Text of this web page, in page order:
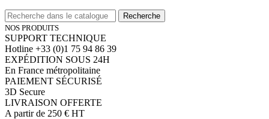
Recherche
NOS PRODUITS
SUPPORT TECHNIQUE
Hotline +33 (0)1 75 94 86 39
EXPÉDITION SOUS 24H
En France métropolitaine
PAIEMENT SÉCURISÉ
3D Secure
LIVRAISON OFFERTE
A partir de 250 € HT